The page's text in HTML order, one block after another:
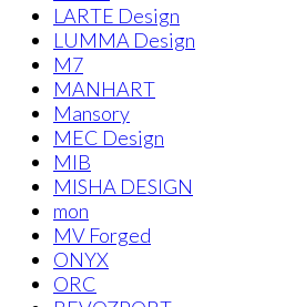
LARTE Design
LUMMA Design
M7
MANHART
Mansory
MEC Design
MIB
MISHA DESIGN
mon
MV Forged
ONYX
ORC